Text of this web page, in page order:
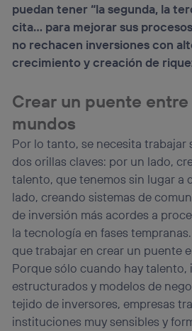
puedan tener “la segunda, la
cita… para mejorar sus
no rechacen inversiones con
crecimiento y creación de
Crear un puente entre
mundos
Por lo tanto, se necesita trabajar
dos orillas claves: por un lado,
talento, que tenemos sin lugar a
lado, creando sistemas de
de inversión más acordes a
la tecnología en fases
que trabajar en crear un puente
Porque sólo cuando hay talento,
estructurados y modelos de
tejido de inversores, empresas
instituciones muy sensibles y